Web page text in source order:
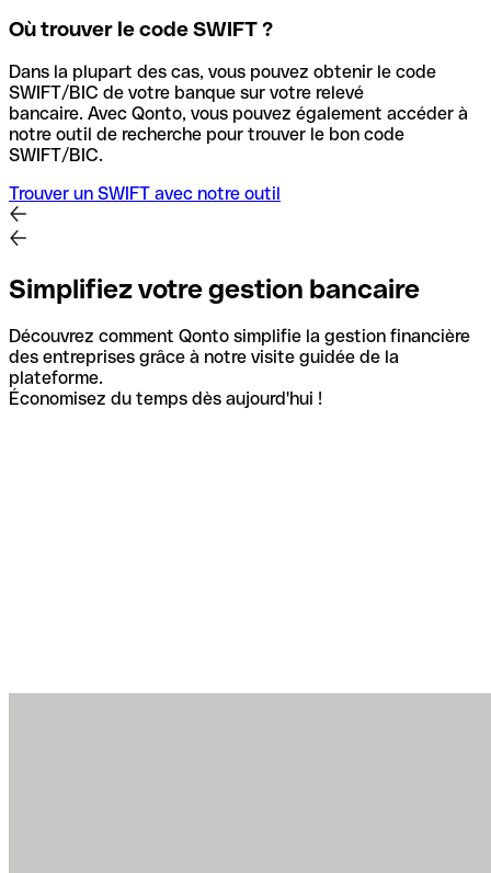
Où trouver le code SWIFT ?
Dans la plupart des cas, vous pouvez obtenir le code
SWIFT/BIC de votre banque sur votre relevé
bancaire. Avec Qonto, vous pouvez également accéder à
notre outil de recherche pour trouver le bon code
SWIFT/BIC.
Trouver un SWIFT avec notre outil
Simplifiez votre gestion bancaire
Découvrez comment Qonto simplifie la gestion financière
des entreprises grâce à notre visite guidée de la
plateforme.
Économisez du temps dès aujourd'hui !